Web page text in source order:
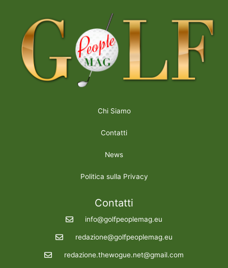
Chi Siamo
Contatti
News
Politica sulla Privacy
Contatti
info@golfpeoplemag.eu
redazione@golfpeoplemag.eu
redazione.thewogue.net@gmail.com